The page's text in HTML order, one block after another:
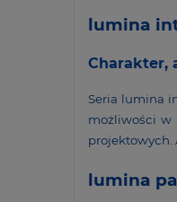
lumina
Charakter,
Seria lumina
możli­wości w
projek­to­wych.
lumina